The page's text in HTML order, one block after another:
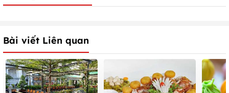
Bài viết Liên quan